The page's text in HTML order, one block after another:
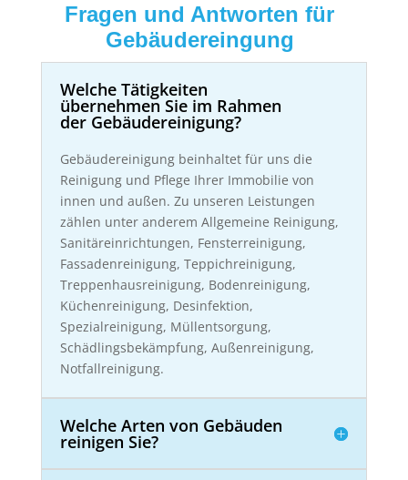
Fragen und Antworten für
Gebäudereingung
Welche Tätigkeiten
übernehmen Sie im Rahmen
der Gebäudereinigung?
Gebäudereinigung beinhaltet für uns die
Reinigung und Pflege Ihrer Immobilie von
innen und außen. Zu unseren Leistungen
zählen unter anderem Allgemeine Reinigung,
Sanitäreinrichtungen, Fensterreinigung,
Fassadenreinigung, Teppichreinigung,
Treppenhausreinigung, Bodenreinigung,
Küchenreinigung, Desinfektion,
Spezialreinigung, Müllentsorgung,
Schädlingsbekämpfung, Außenreinigung,
Notfallreinigung.
Welche Arten von Gebäuden
reinigen Sie?